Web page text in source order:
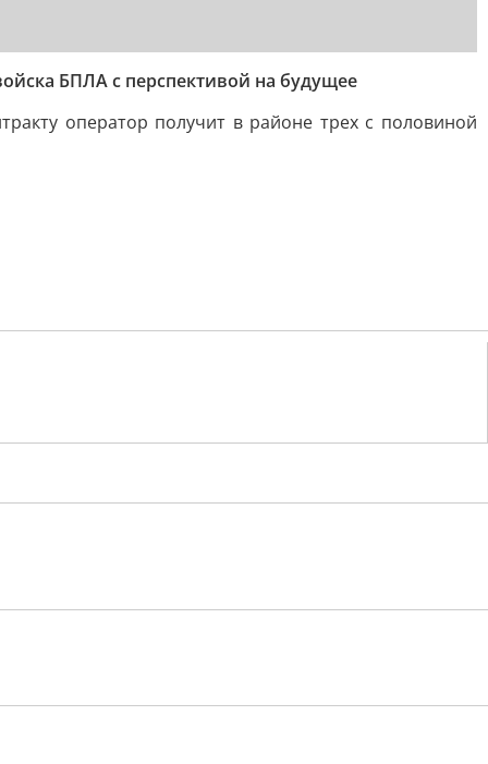
БПЛА с перспективой на будущее
оператор получит в районе трех с половиной